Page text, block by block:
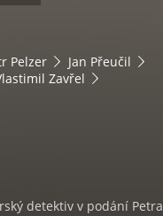
Pelzer
Jan Přeučil
Zavřel
detektiv v podání Petra